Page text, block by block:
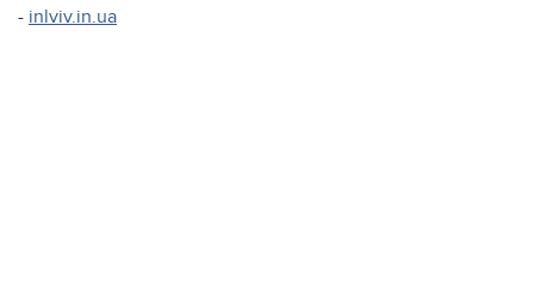
- inlviv.in.ua